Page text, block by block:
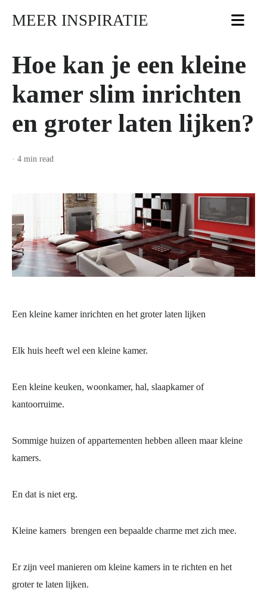
MEER INSPIRATIE
Hoe kan je een kleine
kamer slim inrichten
en groter laten lijken?
· 4 min read
Een kleine kamer inrichten en het groter laten lijken
Elk huis heeft wel een kleine kamer.
Een kleine keuken, woonkamer, hal, slaapkamer of
kantoorruime.
Sommige huizen of appartementen hebben alleen maar kleine
kamers.
En dat is niet erg.
Kleine kamers brengen een bepaalde charme met zich mee.
Er zijn veel manieren om kleine kamers in te richten en het
groter te laten lijken.